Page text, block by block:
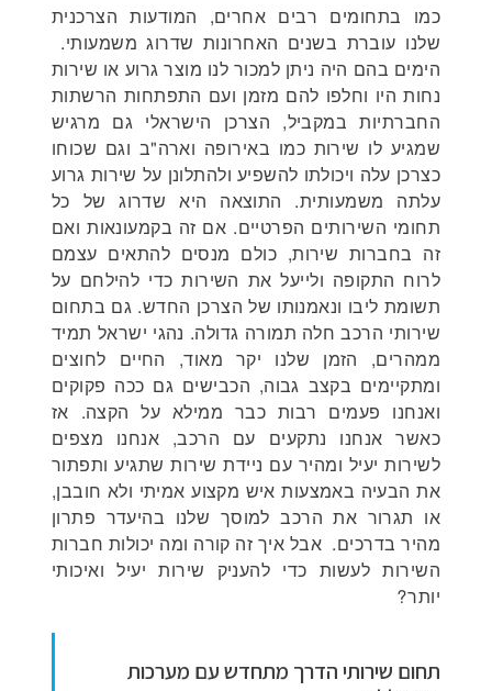
כמו בתחומים רבים אחרים, המודעות הצרכנית
שלנו עוברת בשנים האחרונות שדרוג משמעותי.
הימים בהם היה ניתן למכור לנו מוצר גרוע או שירות
נחות היו וחלפו להם מזמן ועם התפתחות הרשתות
החברתיות במקביל, הצרכן הישראלי גם מרגיש
שמגיע לו שירות כמו באירופה וארה"ב וגם שכוחו
כצרכן עלה ויכולתו להשפיע ולהתלונן על שירות גרוע
עלתה משמעותית. התוצאה היא שדרוג של כל
תחומי השירותים הפרטיים. אם זה בקמעונאות ואם
זה בחברות שירות, כולם מנסים להתאים עצמם
לרוח התקופה ולייעל את השירות כדי להילחם על
תשומת ליבו ונאמנותו של הצרכן החדש. גם בתחום
שירותי הרכב חלה תמורה גדולה. נהגי ישראל תמיד
ממהרים, הזמן שלנו יקר מאוד, החיים לחוצים
ומתקיימים בקצב גבוה, הכבישים גם ככה פקוקים
ואנחנו פעמים רבות כבר ממילא על הקצה. אז
כאשר אנחנו נתקעים עם הרכב, אנחנו מצפים
לשירות יעיל ומהיר עם ניידת שירות שתגיע ותפתור
את הבעיה באמצעות איש מקצוע אמיתי ולא חובבן,
או תגרור את הרכב למוסך שלנו בהיעדר פתרון
מהיר בדרכים. אבל איך זה קורה ומה יכולות חברות
השירות לעשות כדי להעניק שירות יעיל ואיכותי
יותר?
תחום שירותי הדרך מתחדש עם מערכות